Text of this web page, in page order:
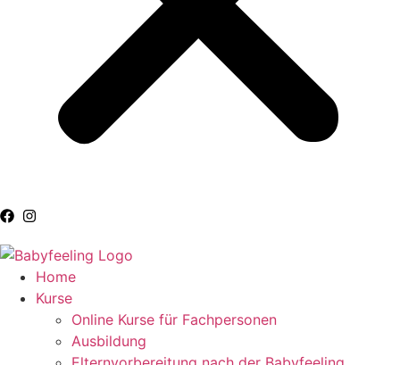
Home
Kurse
Online Kurse für Fachpersonen
Ausbildung